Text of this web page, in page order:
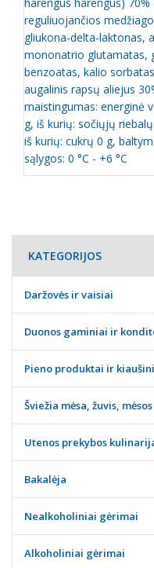
reguliuojančios
gliukona-delta-laktonas,
mononatrio glutamatas,
benzoatas, kalio
augalinis rapsų aliejus
maistingumas: energinė
g, iš kurių: sočiųjų
iš kurių: cukrų 0 g,
sąlygos: 0 °C - +6 °C
KATEGORIJOS
Daržovės ir vaisiai
Duonos gaminiai ir
Pieno produktai ir
Šviežia mėsa, žuvis,
Utenos prekybos
Bakalėja
Nealkoholiniai gėrimai
Alkoholiniai gėrimai